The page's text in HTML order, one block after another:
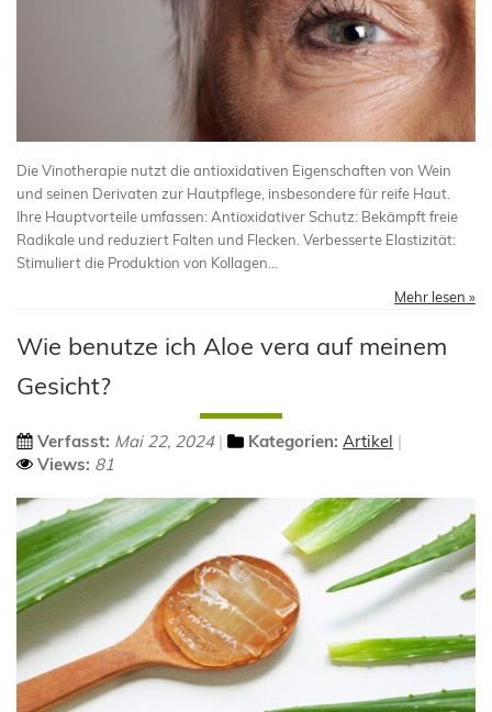
Die Vinotherapie nutzt die antioxidativen Eigenschaften von Wein
und seinen Derivaten zur Hautpflege, insbesondere für reife Haut.
Ihre Hauptvorteile umfassen: Antioxidativer Schutz: Bekämpft freie
Radikale und reduziert Falten und Flecken. Verbesserte Elastizität:
Stimuliert die Produktion von Kollagen...
Mehr lesen »
Wie benutze ich Aloe vera auf meinem
Gesicht?
Verfasst: Mai 22, 2024 Kategorien: Artikel
Views: 81